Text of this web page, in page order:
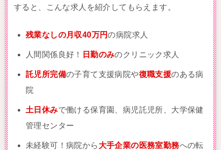
すると、こんな求人を紹介してもらえます。
残業なしの月収40万円の病院求人
人間関係良好！ 日勤のみのクリニック求人
託児所完備の子育て支援病院や復職支援のある病
院
土日休みで働ける保育園、病児託児所、大学保健
管理センター
未経験可！病院から 大手企業の医務室勤務への転